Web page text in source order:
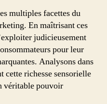
multiples facettes du
En maîtrisant ces
judicieusement
pour leur
Analysons dans
cette richesse sensorielle
véritable pouvoir